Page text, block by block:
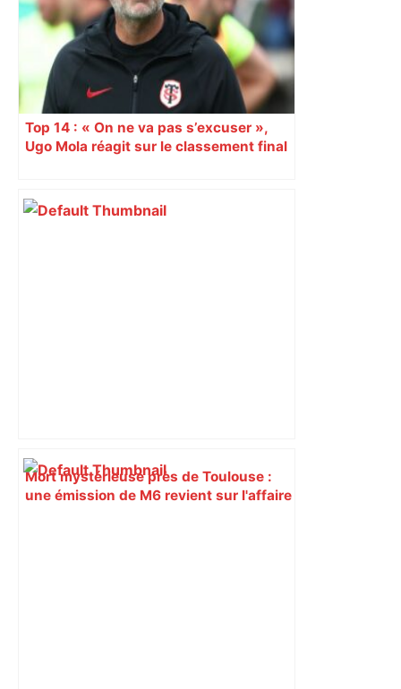
Top 14 : « On ne va pas s’excuser »,
Ugo Mola réagit sur le classement final
Mort mystérieuse près de Toulouse :
une émission de M6 revient sur l'affaire